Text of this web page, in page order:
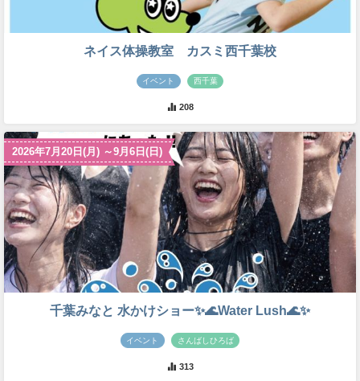
ネイス体操教室 カスミ西千葉校
イベント 西千葉
208
2026年7月20日(月) ～9月6日(日)
千葉みなと 水かけショー✨🌊Water Lush🌊✨
イベント さんばしひろば
313